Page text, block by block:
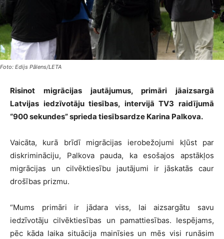
Foto: Edijs Pālens/LETA
Risinot migrācijas jautājumus, primāri jāaizsargā
Latvijas iedzīvotāju tiesības, intervijā TV3 raidījumā
“900 sekundes” sprieda tiesībsardze Karina Palkova.
Vaicāta, kurā brīdī migrācijas ierobežojumi kļūst par
diskrimināciju, Palkova pauda, ka esošajos apstākļos
migrācijas un cilvēktiesību jautājumi ir jāskatās caur
drošības prizmu.
“Mums primāri ir jādara viss, lai aizsargātu savu
iedzīvotāju cilvēktiesības un pamattiesības. Iespējams,
pēc kāda laika situācija mainīsies un mēs visi runāsim